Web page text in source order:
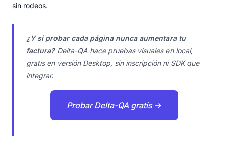
sin rodeos.
¿Y si probar cada página nunca aumentara tu
factura?Delta-QA hace pruebas visuales en local,
gratis en versión Desktop, sin inscripción ni SDK que
integrar.
Probar Delta-QA gratis →